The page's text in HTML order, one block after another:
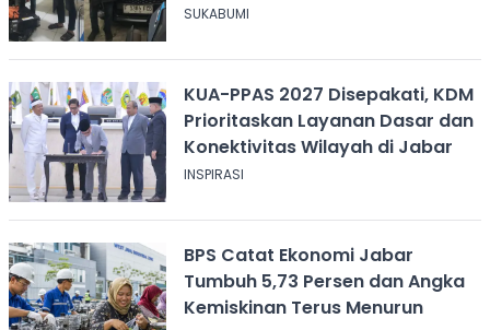
SUKABUMI
KUA-PPAS 2027 Disepakati, KDM
Prioritaskan Layanan Dasar dan
Konektivitas Wilayah di Jabar
INSPIRASI
BPS Catat Ekonomi Jabar
Tumbuh 5,73 Persen dan Angka
Kemiskinan Terus Menurun